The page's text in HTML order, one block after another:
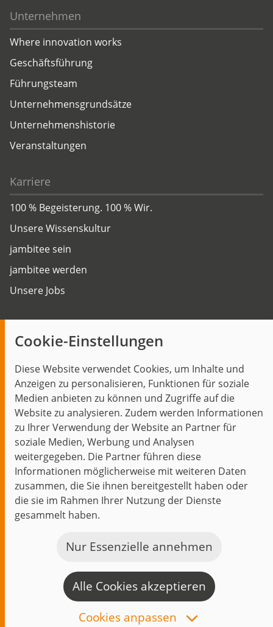
Cookie-Einstellungen
Diese Website verwendet Cookies, um Inhalte und
Anzeigen zu personalisieren, Funktionen für soziale
Medien anbieten zu können und Zugriffe auf die
Website zu analysieren. Zudem werden Informationen
zu Ihrer Verwendung der Website an Partner für
soziale Medien, Werbung und Analysen
weitergegeben. Die Partner führen diese
Informationen möglicherweise mit weiteren Daten
zusammen, die Sie ihnen bereitgestellt haben oder
die sie im Rahmen Ihrer Nutzung der Dienste
gesammelt haben.
Cookies anpassen
Nur Essenzielle annehmen
Alle Cookies akzeptieren
Unternehmen
Where innovation works
Geschäftsführung
Führungsteam
Unternehmensgrundsätze
Unternehmenshistorie
Veranstaltungen
Karriere
100 % Begeisterung. 100 % Wir.
Unsere Wissenskultur
jambitee sein
jambitee werden
Unsere Jobs
Themen im Fokus
Events
Start Datenschutz Impressum
Kontakt
jambit auf instagramjambit auf kununujambit auf linkedin
© 1999–2026 jambit GmbH. Alle Rechte vorbehalten.